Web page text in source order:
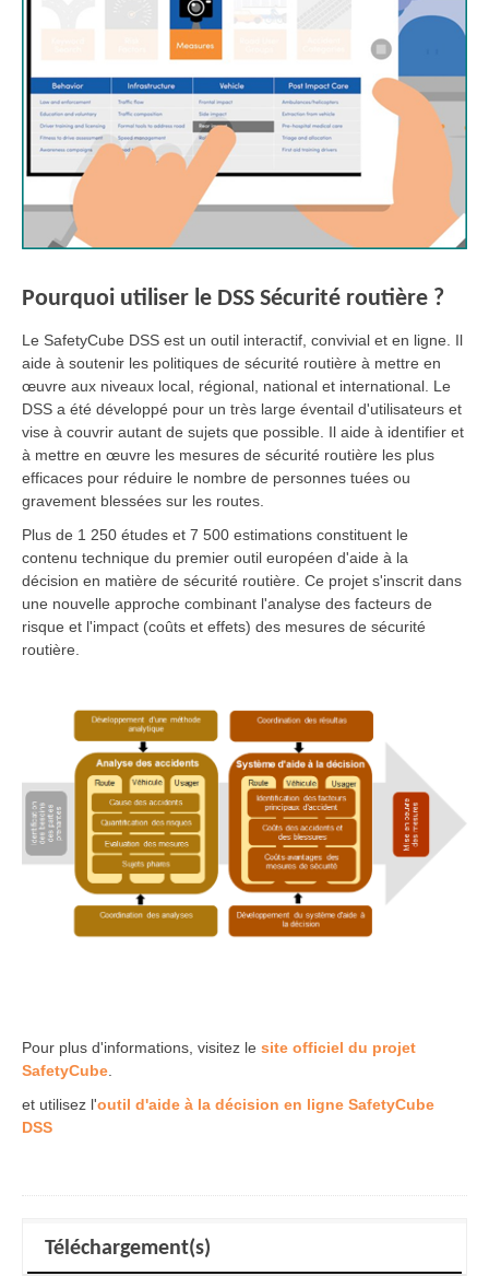
Pourquoi utiliser le DSS Sécurité routière ?
Le SafetyCube DSS est un outil interactif, convivial et en ligne. Il
aide à soutenir les politiques de sécurité routière à mettre en
œuvre aux niveaux local, régional, national et international. Le
DSS a été développé pour un très large éventail d'utilisateurs et
vise à couvrir autant de sujets que possible. Il aide à identifier et
à mettre en œuvre les mesures de sécurité routière les plus
efficaces pour réduire le nombre de personnes tuées ou
gravement blessées sur les routes.
Plus de 1 250 études et 7 500 estimations constituent le
contenu technique du premier outil européen d'aide à la
décision en matière de sécurité routière. Ce projet s'inscrit dans
une nouvelle approche combinant l'analyse des facteurs de
risque et l'impact (coûts et effets) des mesures de sécurité
routière.
Pour plus d'informations, visitez le site officiel du projet
SafetyCube
et utilisez l'outil d'aide à la décision en ligne SafetyCube
DSS
Téléchargement(s)